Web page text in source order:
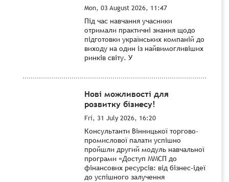
Mon, 03 August 2026, 11:47
Під час навчання учасники
отримали практичні знання щодо
підготовки українських компаній до
виходу на один із найвимогливіших
ринків світу. У
Нові можливості для
розвитку бізнесу!
Fri, 31 July 2026, 16:20
Консультанти Вінницької торгово-
промислової палати успішно
пройшли другий модуль навчальної
програми «Доступ ММСП до
фінансових ресурсів: від бізнес-ідеї
до успішного залучення